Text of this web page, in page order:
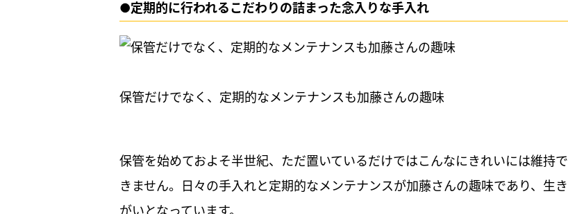
●定期的に行われるこだわりの詰まった念入りな手入れ
保管だけでなく、定期的なメンテナンスも加藤さんの趣味
保管を始めておよそ半世紀、ただ置いているだけではこんなにきれいには維持で
きません。日々の手入れと定期的なメンテナンスが加藤さんの趣味であり、生き
がいとなっています。